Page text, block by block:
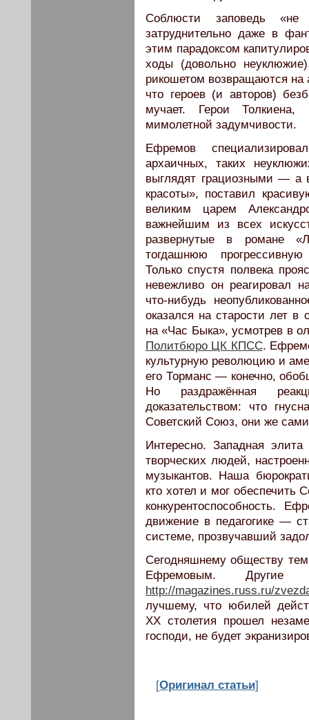
Соблюсти заповедь
затруднительно даже в
этим парадоксом
ходы (довольно
рикошетом возвращаются на
что героев (и авторов)
мучает. Герои
мимолетной задумчивости.
Ефремов
архаичных, таких
выглядят грациозными — а
красоты», поставил
великим царем
важнейшим из всех
развернутые в романе
тогдашнюю
Только спустя полвека
невежливо он реагировал
что-нибудь
оказался на старости лет
на «Час Быка», усмотрев в
Политбюро ЦК КПСС.
культурную революцию и
его Торманс — конечно,
Но раздражённая
доказательством: что
Советский Союз, они же
Интересно. Западная
творческих людей,
музыкантов. Наша
кто хотел и мог обеспечить
конкурентоспособность.
движение в педагогике —
системе, прозвучавший
Сегодняшнему обществу
Ефремовым.
http://magazines.russ.ru/
лучшему, что юбилей
ХХ столетия прошел
господи, не будет
[Оригинал статьи]